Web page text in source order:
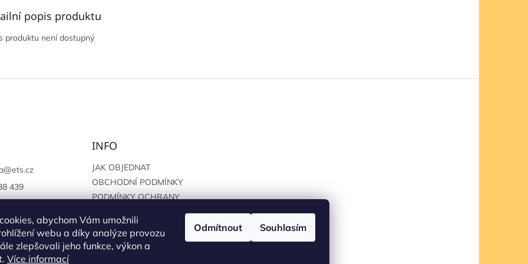
abychom Vám umožnili
webu a díky analýze provozu
zlepšovali jeho funkce, výkon a
Více informací
Odmítnout Souhlasím
popis produktu
produktu není dostupný
@ets.cz
439
INFO
JAK OBJEDNAT
OBCHODNÍ PODMÍNKY
PODMÍNKY OCHRANY